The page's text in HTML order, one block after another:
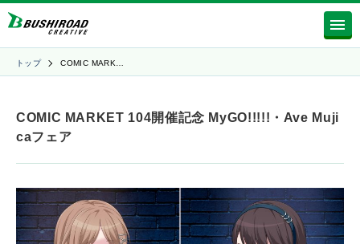
トップ COMIC MARK…
COMIC MARKET 104開催記念 MyGO!!!!!・Ave Muji
caフェア